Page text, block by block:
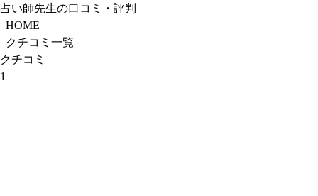
占い師先生の口コミ・評判
HOME
クチコミ一覧
クチコミ
1